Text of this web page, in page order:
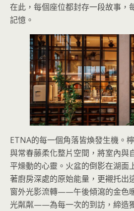
在此，每個座位都封存一段故事，
記憶。
ETNA的每一個角落皆煥發生機。
與常春藤柔化整片空間，將室內與
平燥動的心靈。火盆的倒影在湖面
著廚房深處的原始能量，更襯托出
窗外光影流轉——午後傾瀉的金色
光粼粼——為每一次的到訪，締造